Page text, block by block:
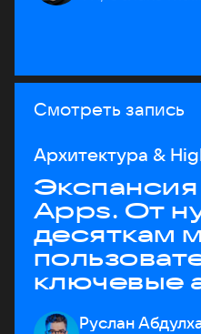
Смотреть запись
Архитектура &
Экспансия
Apps. От
десяткам
ключевые
Руслан